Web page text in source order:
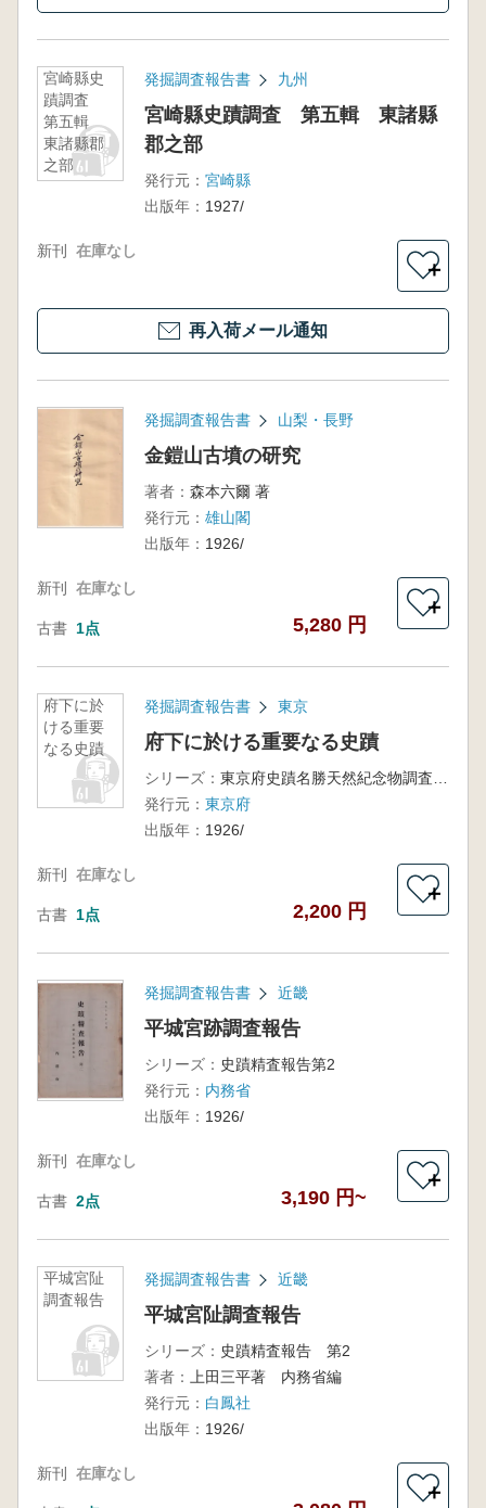
宮崎縣史
蹟調査
第五輯
東諸縣郡
之部
発掘調査報告書 九州
宮崎縣史蹟調査 第五輯 東諸縣
郡之部
発行元： 宮崎縣
出版年： 1927/
新刊 在庫なし
＋
再入荷メール通知
発掘調査報告書 山梨・長野
金鎧山古墳の研究
著者： 森本六爾 著
発行元： 雄山閣
出版年： 1926/
新刊 在庫なし
古書 1点 5,280 円
＋
府下に於
ける重要
なる史蹟
発掘調査報告書 東京
府下に於ける重要なる史蹟
シリーズ：
発行元： 東京府
出版年： 1926/
新刊 在庫なし
古書 1点 2,200 円
＋
発掘調査報告書 近畿
平城宮跡調査報告
シリーズ： 史蹟精査報告第2
発行元： 内務省
出版年： 1926/
新刊 在庫なし
古書 2点 3,190 円~
＋
平城宮阯
調査報告
発掘調査報告書 近畿
平城宮阯調査報告
シリーズ： 史蹟精査報告 第2
著者：
上田三平著 内務省編
発行元： 白鳳社
出版年： 1926/
新刊 在庫なし
＋